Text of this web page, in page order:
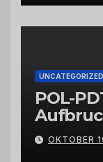
UNCATEGORIZED
POL-
OKTOBER